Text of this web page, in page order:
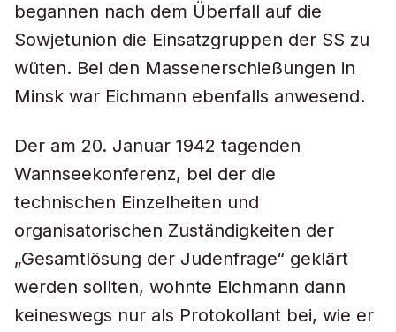
begannen nach dem Überfall auf die
Sowjetunion die Einsatzgruppen der SS zu
wüten. Bei den Massenerschießungen in
Minsk war Eichmann ebenfalls anwesend.
Der am 20. Januar 1942 tagenden
Wannseekonferenz, bei der die
technischen Einzelheiten und
organisatorischen Zuständigkeiten der
„Gesamtlösung der Judenfrage“ geklärt
werden sollten, wohnte Eichmann dann
keineswegs nur als Protokollant bei, wie er